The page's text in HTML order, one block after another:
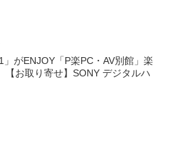
がENJOY「P楽PC・AV別館」楽
お取り寄せ】SONY デジタルハ